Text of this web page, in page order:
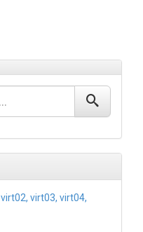
virt03, virt04,